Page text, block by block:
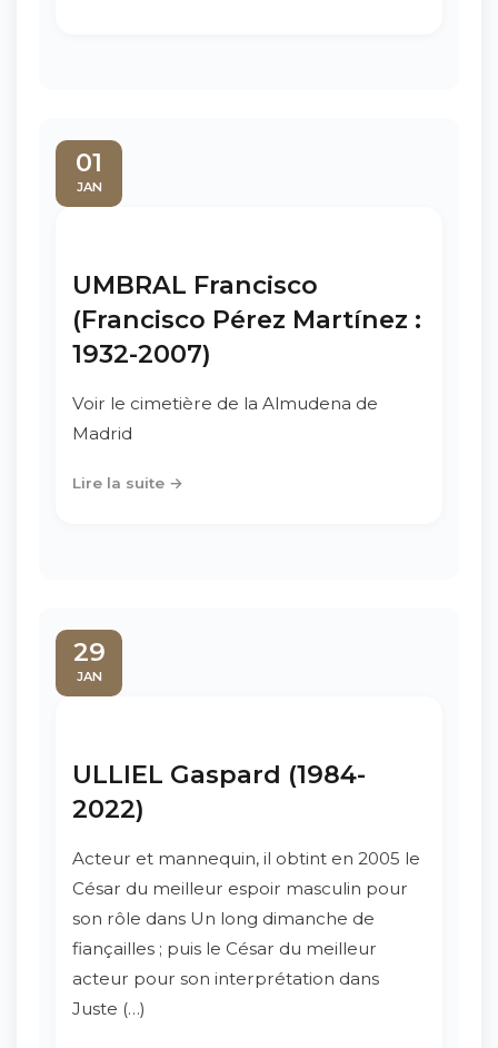
01
JAN
UMBRAL Francisco
(Francisco Pérez Martínez :
1932-2007)
Voir le cimetière de la Almudena de
Madrid
Lire la suite →
29
JAN
ULLIEL Gaspard (1984-
2022)
Acteur et mannequin, il obtint en 2005 le
César du meilleur espoir masculin pour
son rôle dans Un long dimanche de
fiançailles ; puis le César du meilleur
acteur pour son interprétation dans
Juste (…)